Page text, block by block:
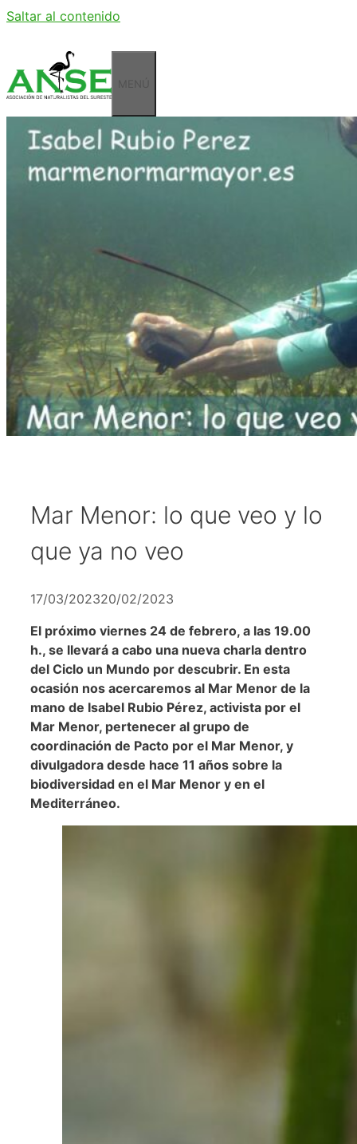
Saltar al contenido
Mar Menor: lo que veo y lo
que ya no veo
17/03/202320/02/2023
El próximo viernes 24 de febrero, a las 19.00
h., se llevará a cabo una nueva charla dentro
del Ciclo un Mundo por descubrir. En esta
ocasión nos acercaremos al Mar Menor de la
mano de Isabel Rubio Pérez, activista por el
Mar Menor, pertenecer al grupo de
coordinación de Pacto por el Mar Menor, y
divulgadora desde hace 11 años sobre la
biodiversidad en el Mar Menor y en el
Mediterráneo.